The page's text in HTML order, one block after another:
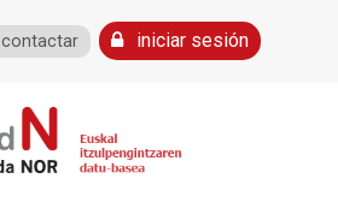
contactar iniciar sesión